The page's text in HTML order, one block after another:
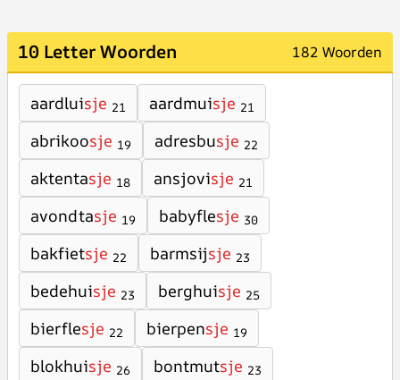
10 Letter Woorden 182 Woorden
aardluisje 21 aardmuisje 21
abrikoosje 19 adresbusje 22
aktentasje 18 ansjovisje 21
avondtasje 19 babyflesje 30
bakfietsje 22 barmsijsje 23
bedehuisje 23 berghuisje 25
bierflesje 22 bierpensje 19
blokhuisje 26 bontmutsje 23